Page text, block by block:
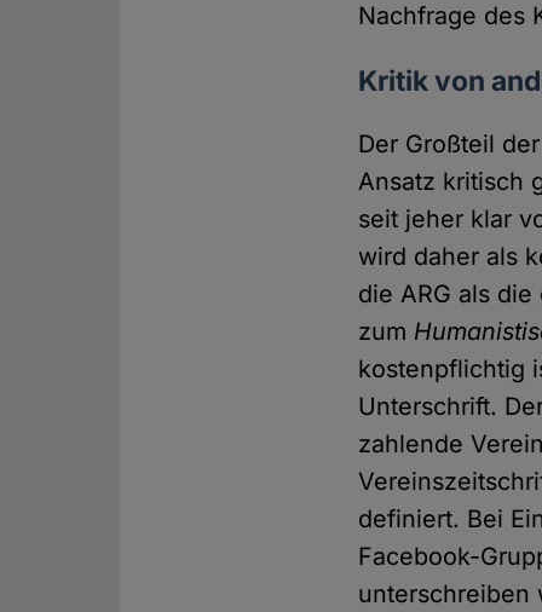
Nachfrage des
Kritik von
Der Großteil
Ansatz kritisch
seit jeher klar
wird daher als
die ARG als
zum
kostenpflichtig
Unterschrift.
zahlende
definiert. Bei
Facebook-
unterschreiben